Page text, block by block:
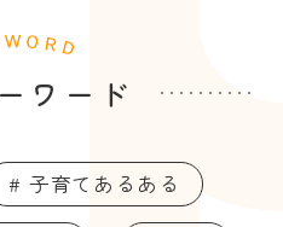
ワード
# 子育てあるある